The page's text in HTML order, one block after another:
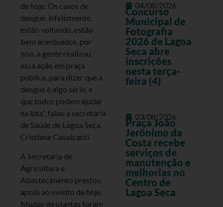
de hoje. Os casos de
dengue, infelizmente,
estão voltando, estão
bem acentuados, por
isso, a gente realizou
essa ação em praça
pública, para dizer que a
dengue é algo sério, e
que todos podem ajudar
na luta”, falou a secretária
de Saúde de Lagoa Seca,
Cristiane Cavalcanti.
A Secretaria de
Agricultura e
Abastecimento prestou
apoio ao evento de hoje.
Mudas de plantas foram
04/08/2026
Concurso
Municipal de
Fotografia
2026 de Lagoa
Seca abre
inscrições
nesta terça-
feira (4)
03/08/2026
Praça João
Jerônimo da
Costa recebe
serviços de
manutenção e
melhorias no
Centro de
Lagoa Seca